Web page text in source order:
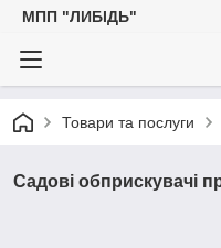
МПП "ЛИБІДЬ"
Товари та послуги
Садові обприскувачі